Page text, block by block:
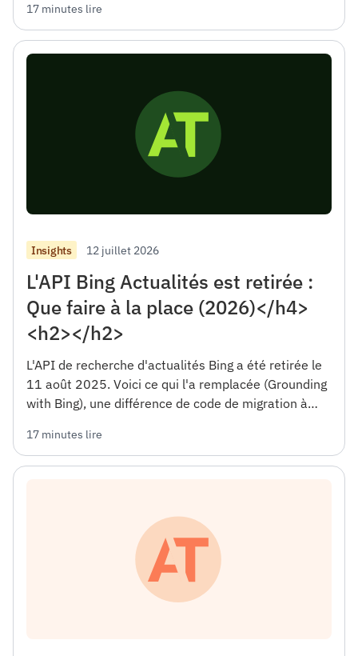
17 minutes lire
Insights 12 juillet 2026
L'API Bing Actualités est retirée :
Que faire à la place (2026)</h4>
<h2></h2>
L'API de recherche d'actualités Bing a été retirée le
11 août 2025. Voici ce qui l'a remplacée (Grounding
with Bing), une différence de code de migration à
spécifique où rester sur Azure a toujours un sens.
17 minutes lire